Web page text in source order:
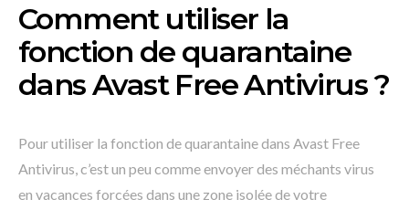
Comment utiliser la
fonction de quarantaine
dans Avast Free Antivirus ?
Pour utiliser la fonction de quarantaine dans Avast Free
Antivirus, c’est un peu comme envoyer des méchants virus
en vacances forcées dans une zone isolée de votre